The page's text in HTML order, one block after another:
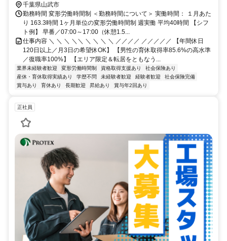
千葉県山武市
勤務時間 変形労働時間制 ＜勤務時間について＞ 実働時間： １月あた
り 163.3時間 1ヶ月単位の変形労働時間制 週実働 平均40時間 【シフ
ト例】 早番／07:00～17:00（休憩1.5...
仕事内容 ＼ ＼ ＼ ＼＼ ＼ ＼ ＼ ＼ ／／／／ ／／／／／ 【年間休日
120日以上／月3日の希望休OK】 【男性の育休取得率85.6%の高水準
／復職率100%】 【エリア限定＆転居をともなう...
業界未経験者歓迎 変形労働時間制 資格取得支援あり
社会保険あり
産休・育休取得実績あり
学歴不問 未経験者歓迎 経験者歓迎
社会保険完備
賞与あり
育休あり 長期歓迎 昇給あり 賞与年2回あり
正社員